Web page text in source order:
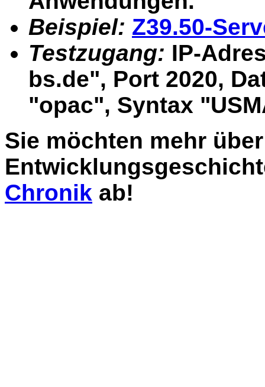
Beispiel: Z39.50-
Testzugang: IP-
bs.de", Port 2020,
"opac", Syntax
Sie möchten mehr
Chronik ab!